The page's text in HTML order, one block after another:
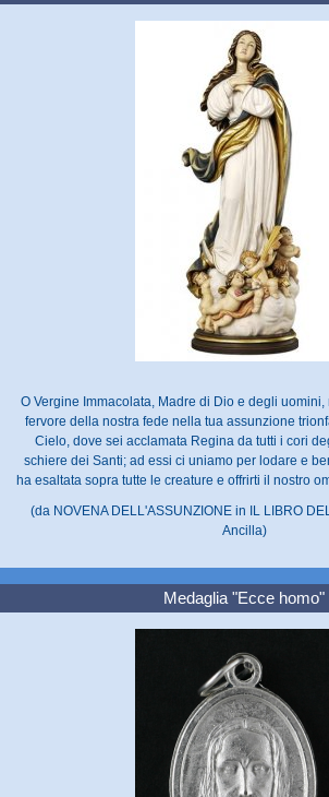
O Vergine Immacolata, Madre di Dio e degli
fervore della nostra fede nella tua assunzione
Cielo, dove sei acclamata Regina da tutti i cori
schiere dei Santi; ad essi ci uniamo per lodare e
ha esaltata sopra tutte le creature e offrirti il nostro
(da NOVENA DELL'ASSUNZIONE in IL LIBRO
Ancilla)
Medaglia "Ecce homo"